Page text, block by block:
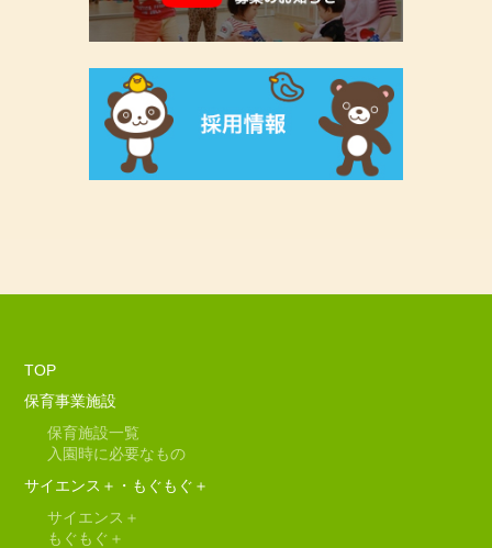
TOP
保育事業施設
保育施設一覧
入園時に必要なもの
サイエンス＋・もぐもぐ＋
サイエンス＋
もぐもぐ＋